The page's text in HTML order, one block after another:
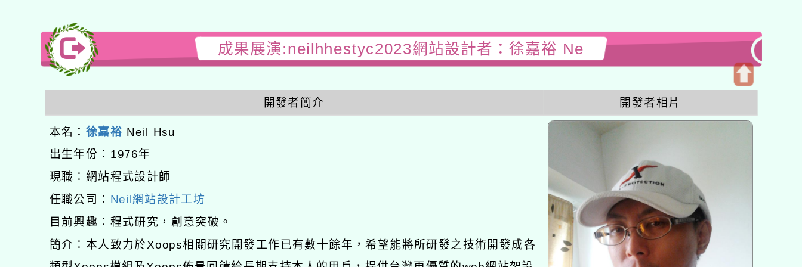
開
上
成果展演:neilhhestyc2023網站設計者：徐嘉裕 Ne
開發者簡介 開發者相片
本名： 徐嘉裕 Neil Hsu
出生年份：1976年
現職：網站程式設計師
任職公司： Neil網站設計工坊
目前興趣：程式研究，創意突破。
簡介：本人致力於Xoops相關研究開發工作已有數十餘年，希望能將所研發之技術開發成各